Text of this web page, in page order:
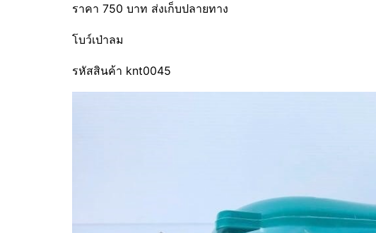
ราคา 750 บาท ส่งเก็บปลายทาง
โบว์เป่าลม
รหัสสินค้า knt0045